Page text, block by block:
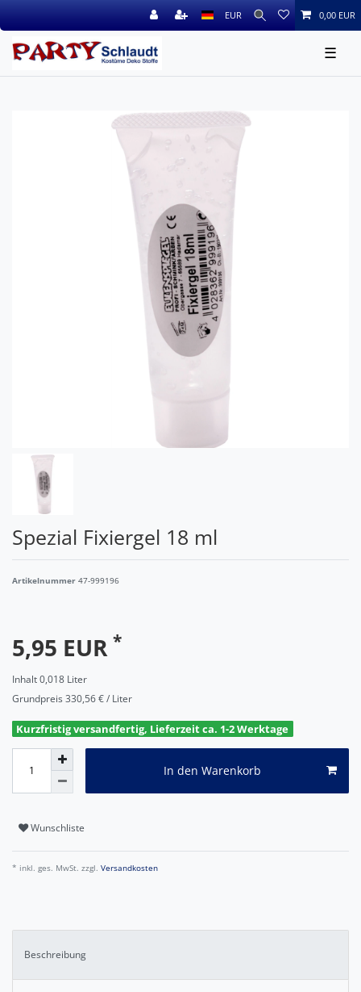
EUR 0,00 EUR
☰
Spezial Fixiergel 18 ml
Artikelnummer 47-999196
5,95 EUR *
Inhalt0,018 Liter
Grundpreis 330,56 € / Liter
Kurzfristig versandfertig, Lieferzeit ca. 1-2 Werktage
In den Warenkorb
Wunschliste
* inkl. ges. MwSt. zzgl. Versandkosten
Beschreibung